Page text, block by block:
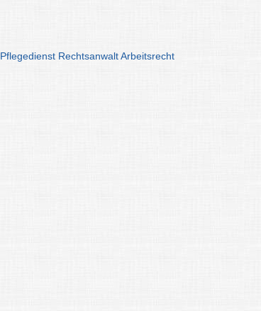
Pflegedienst RechtsanwaltArbeitsrecht